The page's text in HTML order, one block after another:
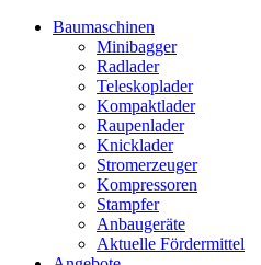
Baumaschinen
Minibagger
Radlader
Teleskoplader
Kompaktlader
Raupenlader
Knicklader
Stromerzeuger
Kompressoren
Stampfer
Anbaugeräte
Aktuelle Fördermittel